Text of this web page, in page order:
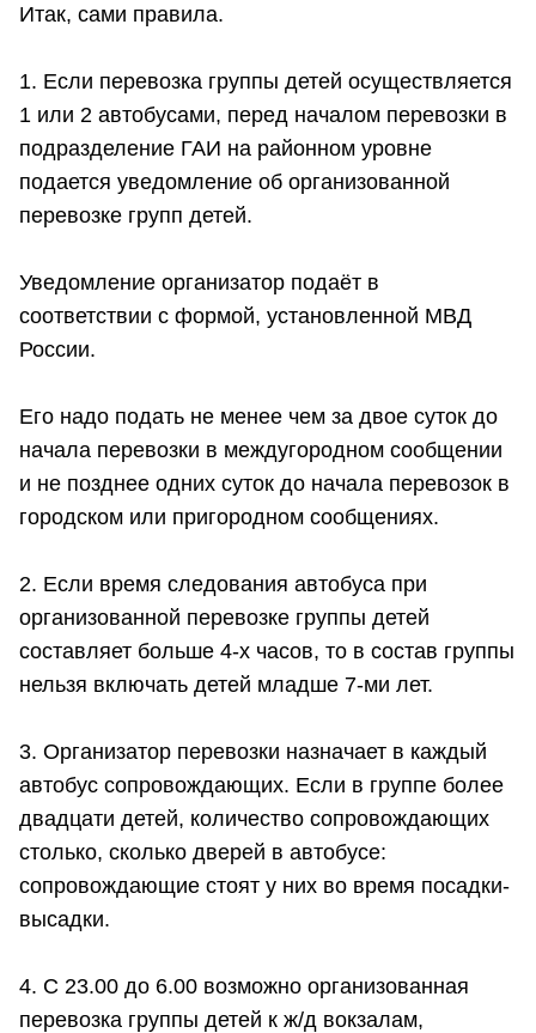
Итак, сами правила.
1. Если перевозка группы детей осуществляется
1 или 2 автобусами, перед началом перевозки в
подразделение ГАИ на районном уровне
подается уведомление об организованной
перевозке групп детей.
Уведомление организатор подаёт в
соответствии с формой, установленной МВД
России.
Его надо подать не менее чем за двое суток до
начала перевозки в междугородном сообщении
и не позднее одних суток до начала перевозок в
городском или пригородном сообщениях.
2. Если время следования автобуса при
организованной перевозке группы детей
составляет больше 4-х часов, то в состав группы
нельзя включать детей младше 7-ми лет.
3. Организатор перевозки назначает в каждый
автобус сопровождающих. Если в группе более
двадцати детей, количество сопровождающих
столько, сколько дверей в автобусе:
сопровождающие стоят у них во время посадки-
высадки.
4. С 23.00 до 6.00 возможно организованная
перевозка группы детей к ж/д вокзалам,